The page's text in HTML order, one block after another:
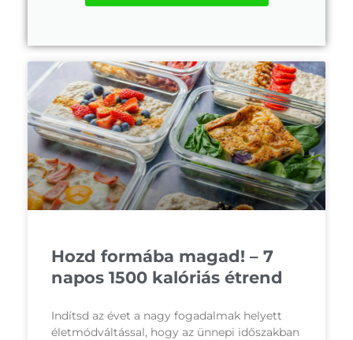
Hozd formába magad! – 7
napos 1500 kalóriás étrend
Indítsd az évet a nagy fogadalmak helyett
életmódváltással, hogy az ünnepi időszakban